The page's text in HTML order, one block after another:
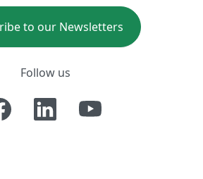
to our Newsletters
Follow us